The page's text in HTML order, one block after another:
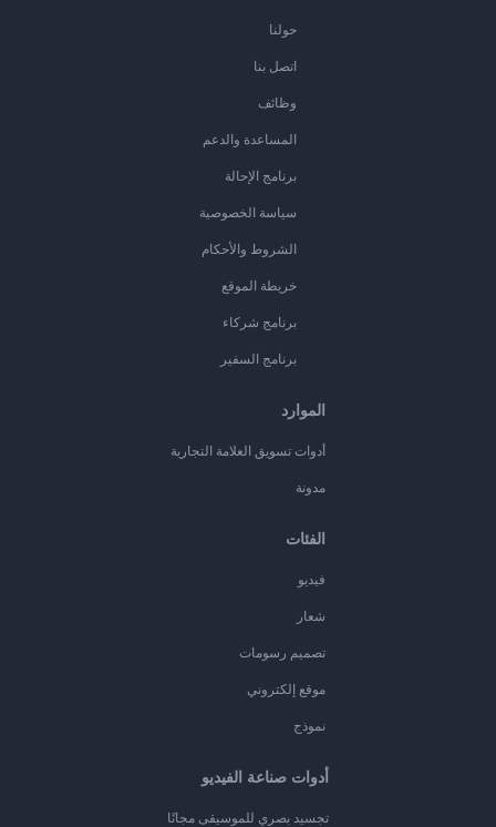
حولنا
اتصل بنا
وظائف
المساعدة والدعم
برنامج الإحالة
سياسة الخصوصية
الشروط والأحكام
خريطة الموقع
برنامج شركاء
برنامج السفير
الموارد
أدوات تسويق العلامة التجارية
مدونة
الفئات
فيديو
شعار
تصميم رسومات
موقع إلكتروني
نموذج
أدوات صناعة الفيديو
تجسيد بصري للموسيقى مجانًا